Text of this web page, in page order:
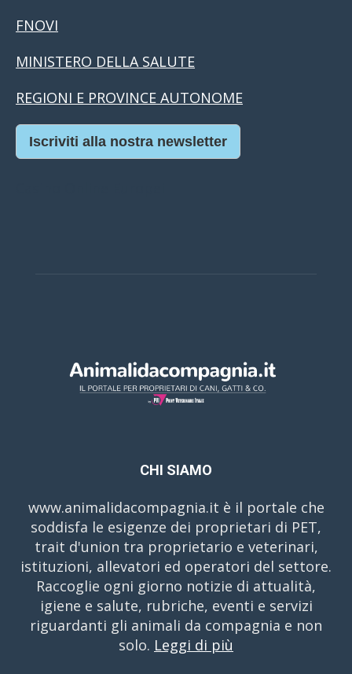
FNOVI
MINISTERO DELLA SALUTE
REGIONI E PROVINCE AUTONOME
Iscriviti alla nostra newsletter
CHI SIAMO
www.animalidacompagnia.it è il portale che
soddisfa le esigenze dei proprietari di PET,
trait d'union tra proprietario e veterinari,
istituzioni, allevatori ed operatori del settore.
Raccoglie ogni giorno notizie di attualità,
igiene e salute, rubriche, eventi e servizi
riguardanti gli animali da compagnia e non
solo. Leggi di più